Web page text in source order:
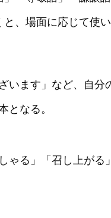
、場面に応じて使
います」など、自
となる。
ゃる」「召し上が